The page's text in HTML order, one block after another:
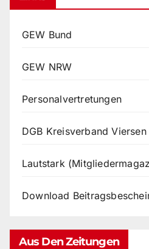
GEW Bund
GEW NRW
Personalvertretungen
DGB Kreisverband Viersen
Lautstark
Download
Aus Den Zeitungen